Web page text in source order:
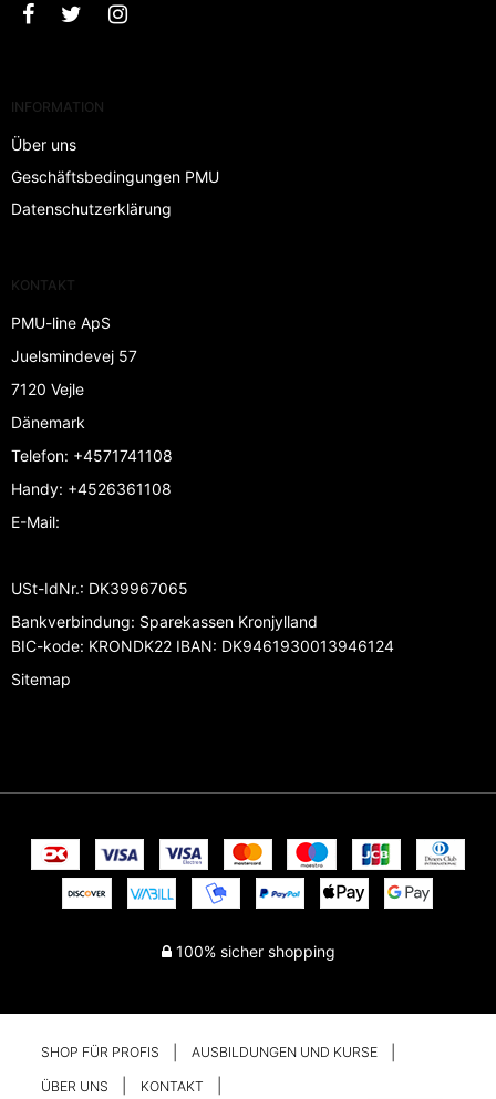
INFORMATION
Über uns
Geschäftsbedingungen PMU
Datenschutzerklärung
KONTAKT
PMU-line ApS
Juelsmindevej 57
7120 Vejle
Dänemark
Telefon: +4571741108
Handy: +4526361108
E-Mail:
USt-IdNr.: DK39967065
Bankverbindung: Sparekassen Kronjylland
BIC-kode: KRONDK22 IBAN: DK9461930013946124
Sitemap
100% sicher shopping
SHOP FÜR PROFIS AUSBILDUNGEN UND KURSE
ÜBER UNS KONTAKT